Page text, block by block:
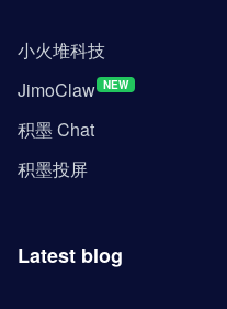
小火堆科技
JimoClaw NEW
积墨 Chat
积墨投屏
Latest blog